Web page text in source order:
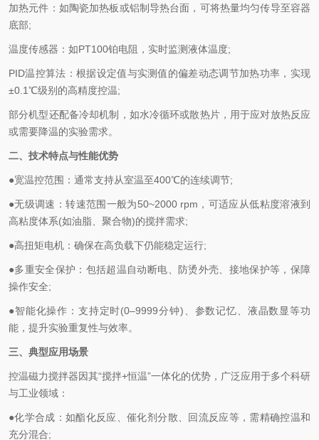
加热元件：如陶瓷加热板或铝制导热台面，可将热量均匀传导至容器
底部;
温度传感器：如PT100铂电阻，实时监测液体温度;
PID温控算法：根据设定值与实测值的偏差动态调节加热功率，实现
±0.1℃级别的高精度控温;
部分机型还配备冷却机制，如水冷循环或散热片，用于应对放热反应
或需要降温的实验需求。
二、技术特点与性能优势
●宽温控范围：通常支持从室温至400℃的连续调节;
●无级调速：转速范围一般为50~2000 rpm，可适应从低粘度溶液到
高粘度体系(如油脂、聚合物)的搅拌需求;
●高扭矩电机：确保在高负载下仍能稳定运行;
●多重安全保护：包括超温自动断电、防烫外壳、接地保护等，保障
操作安全;
●智能化操作：支持定时(0–9999分钟)、参数记忆、液晶数显等功
能，提升实验重复性与效率。
三、典型应用场景
控温磁力搅拌器因其“搅拌+恒温”一体化的优势，广泛应用于多个科研
与工业领域：
●化学合成：如酯化反应、催化剂分散、回流反应等，需精确控温和
充分混合;